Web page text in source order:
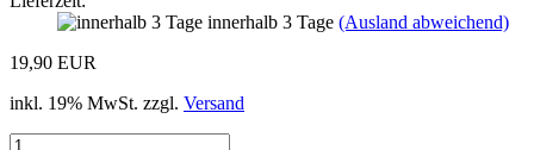
innerhalb 3 Tage (Ausland abweichend)
19,90 EUR
inkl. 19% MwSt. zzgl. Versand